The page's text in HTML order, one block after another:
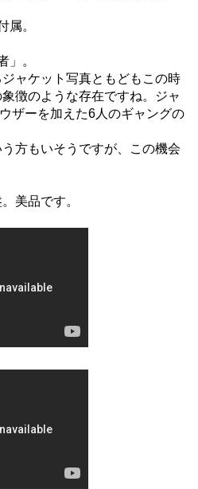
属。
」。
ャケット写真ともどもこの時
徴のような存在ですね。ジャ
ザーを加えた6人のギャングの
方もいそうですが、この機会
美品です。